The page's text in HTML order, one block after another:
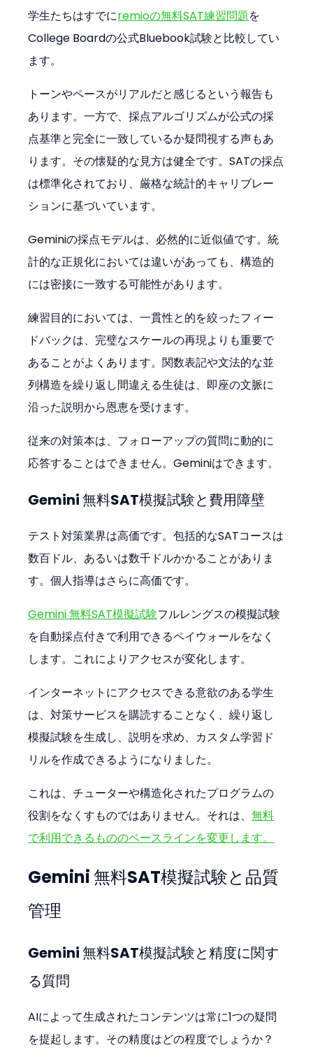
学生たちはすでにremioの無料SAT練習問題を
College Boardの公式Bluebook試験と比較してい
ます。
トーンやペースがリアルだと感じるという報告も
あります。一方で、採点アルゴリズムが公式の採
点基準と完全に一致しているか疑問視する声もあ
ります。その懐疑的な見方は健全です。SATの採点
は標準化されており、厳格な統計的キャリブレー
ションに基づいています。
Geminiの採点モデルは、必然的に近似値です。統
計的な正規化においては違いがあっても、構造的
には密接に一致する可能性があります。
練習目的においては、一貫性と的を絞ったフィー
ドバックは、完璧なスケールの再現よりも重要で
あることがよくあります。関数表記や文法的な並
列構造を繰り返し間違える生徒は、即座の文脈に
沿った説明から恩恵を受けます。
従来の対策本は、フォローアップの質問に動的に
応答することはできません。Geminiはできます。
Gemini 無料SAT模擬試験と費用障壁
テスト対策業界は高価です。包括的なSATコースは
数百ドル、あるいは数千ドルかかることがありま
す。個人指導はさらに高価です。
Gemini 無料SAT模擬試験フルレングスの模擬試験
を自動採点付きで利用できるペイウォールをなく
します。これによりアクセスが変化します。
インターネットにアクセスできる意欲のある学生
は、対策サービスを購読することなく、繰り返し
模擬試験を生成し、説明を求め、カスタム学習ド
リルを作成できるようになりました。
これは、チューターや構造化されたプログラムの
役割をなくすものではありません。それは、無料
で利用できるもののベースラインを変更します。
Gemini 無料SAT模擬試験と品質
管理
Gemini 無料SAT模擬試験と精度に関す
る質問
AIによって生成されたコンテンツは常に1つの疑問
を提起します。その精度はどの程度でしょうか？